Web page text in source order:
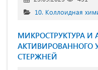
10. Коллоидная
МИКРОСТРУКТУРА
АКТИВИРОВАННОГО
СТЕРЖНЕЙ